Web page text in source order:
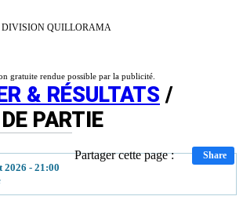
DIVISION QUILLORAMA
gratuite rendue possible par la publicité.
& RÉSULTATS /
PARTIE
Partager cette page : Share
- 21:00